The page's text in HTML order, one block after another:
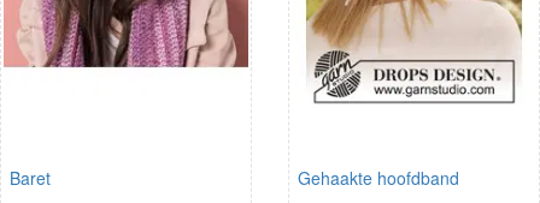
Baret Gehaakte hoofdband